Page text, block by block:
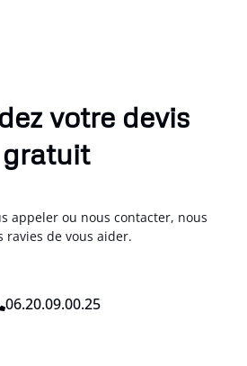
votre devis
gratuit
appeler ou nous contacter, nous
ravies de vous aider.
06.20.09.00.25